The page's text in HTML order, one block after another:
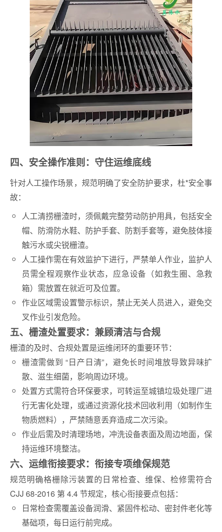
四、安全操作准则：守住运维底线
针对人工操作场景，规范明确了安全防护要求，杜*安全事
故：
人工清捞栅渣时，须佩戴完整劳动防护用具，包括安全
帽、防滑防水鞋、防护手套、防割手套等，避免肢体接
触污水或尖锐栅渣。
人工操作需在有效监护下进行，严禁单人作业，监护人
员需全程观察作业状态，应急设备（如救生圈、急救
箱）需放置在就近可及位置。
作业区域需设置警示标识，禁止无关人员进入，避免交
叉作业引发危险。
五、栅渣处置要求：兼顾清洁与合规
栅渣的及时、合规处置是运维闭环的重要环节：
栅渣需做到 “日产日清”，避免长时间堆放导致异味扩
散、滋生细菌，影响周边环境。
处置方式需符合环保要求，可转运至城镇垃圾处理厂进
行无害化处理，或通过资源化技术回收利用（如制作生
物质燃料），严禁随意丢弃造成二次污染。
作业后需及时清理场地，冲洗设备表面及周边地面，保
持运维环境整洁。
六、运维衔接要求：衔接专项维保规范
规范明确格栅除污装置的日常检查、维保、检修需符合
CJJ 68-2016 第 4.4 节规定，核心衔接要点包括：
日常检查需覆盖设备润滑、紧固件松动、密封件老化等
基础项，每日运行前完成。